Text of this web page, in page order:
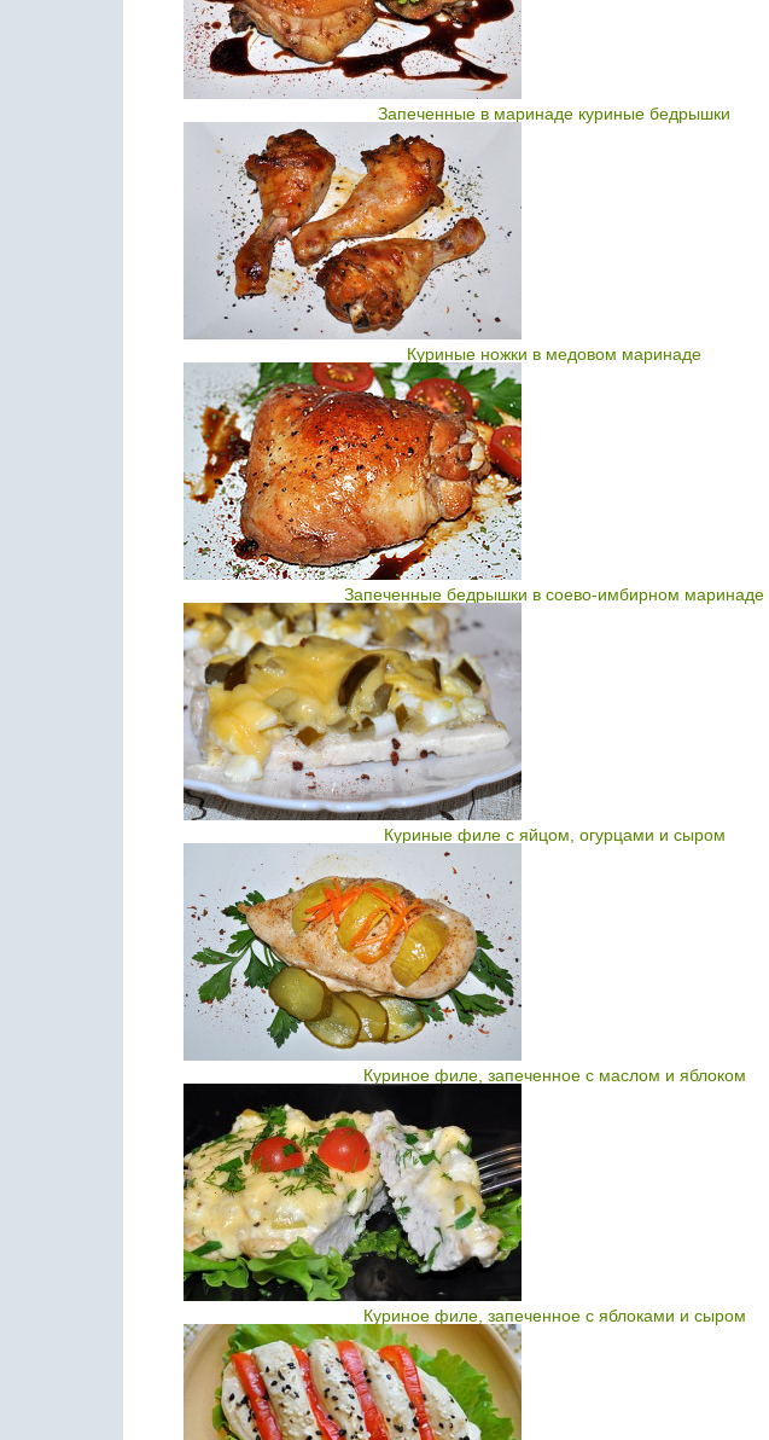
Запеченные в маринаде куриные бедрышки
Куриные ножки в медовом маринаде
Запеченные бедрышки в соево-имбирном маринаде
Куриные филе с яйцом, огурцами и сыром
Куриное филе, запеченное с маслом и яблоком
Куриное филе, запеченное с яблоками и сыром